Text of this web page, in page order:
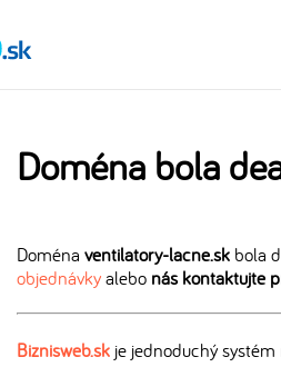
Doména bola
Doména ventilatory-lacne.sk bola
objednávkyalebo nás kontaktujte
Biznisweb.sk je jednoduchý